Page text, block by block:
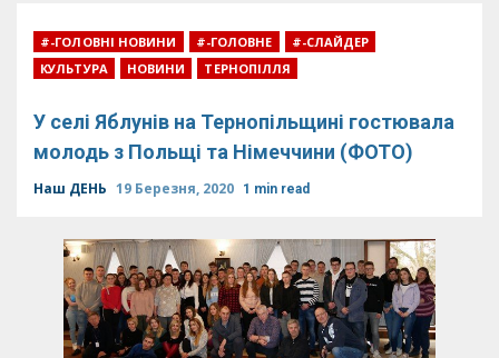
#-ГОЛОВНІ НОВИНИ #-ГОЛОВНЕ
#-СЛАЙДЕР
КУЛЬТУРА
НОВИНИ ТЕРНОПІЛЛЯ
У селі Яблунів на Тернопільщині гостювала
молодь з Польщі та Німеччини (ФОТО)
Наш ДЕНЬ 19 Березня, 2020 1 min read